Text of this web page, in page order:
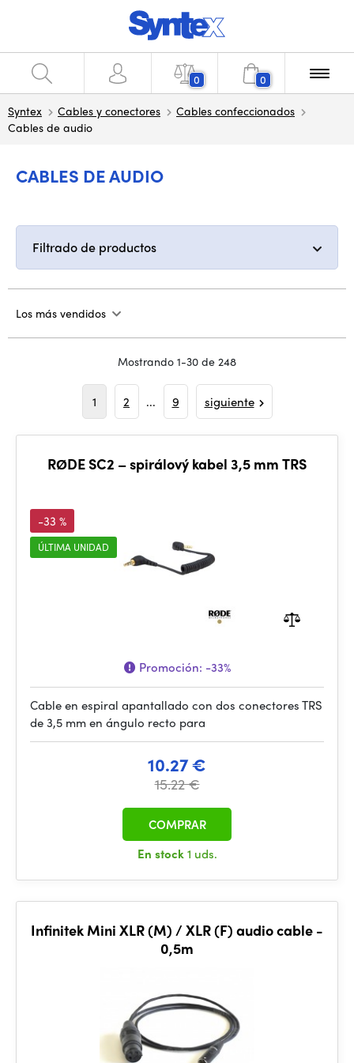
0 0
Syntex Cables y conectores
Cables confeccionados
Cables de audio
CABLES DE AUDIO
Filtrado de productos
Los más vendidos
Mostrando 1-30 de 248
1 2 ... 9 siguiente
RØDE SC2 – spirálový kabel 3,5 mm TRS
-33 %
ÚLTIMA UNIDAD
Promoción: -33%
Cable en espiral apantallado con dos conectores TRS
de 3,5 mm en ángulo recto para
10.27 €
15.22 €
En stock1 uds.
COMPRAR
Infinitek Mini XLR (M) / XLR (F) audio cable -
0,5m